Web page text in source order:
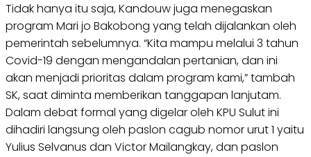
Tidak hanya itu saja, Kandouw juga menegaskan
program Mari jo Bakobong yang telah dijalankan oleh
pemerintah sebelumnya. “Kita mampu melalui 3 tahun
Covid-19 dengan mengandalan pertanian, dan ini
akan menjadi prioritas dalam program kami,” tambah
SK, saat diminta memberikan tanggapan lanjutam.
Dalam debat formal yang digelar oleh KPU Sulut ini
dihadiri langsung oleh paslon cagub nomor urut 1 yaitu
Yulius Selvanus dan Victor Mailangkay, dan paslon